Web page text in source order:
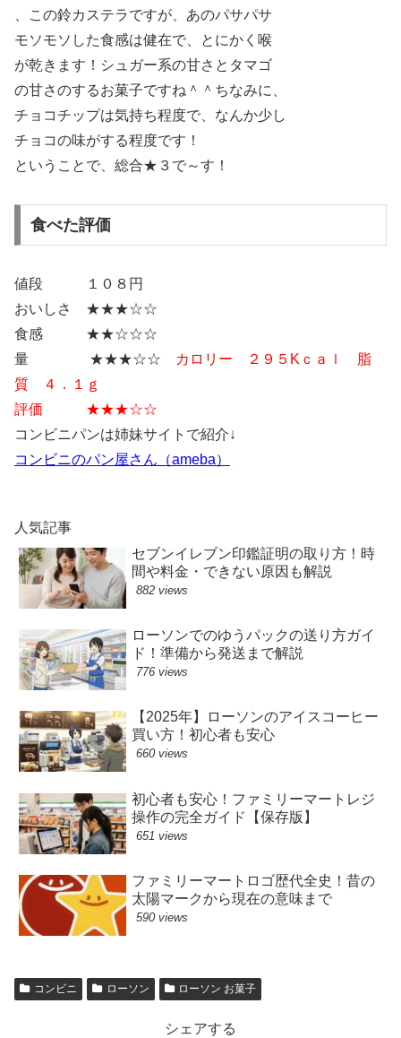
、この鈴カステラですが、あのパサパサ
モソモソした食感は健在で、とにかく喉
が乾きます！シュガー系の甘さとタマゴ
の甘さのするお菓子ですね＾＾ちなみに、
チョコチップは気持ち程度で、なんか少し
チョコの味がする程度です！
ということで、総合★３で～す！
食べた評価
値段 １０８円
おいしさ ★★★☆☆
食感 ★★☆☆☆
量 ★★★☆☆
カロリー ２９５Kｃａｌ 脂
質 ４．１ｇ
評価 ★★★☆☆
コンビニパンは姉妹サイトで紹介↓
コンビニのパン屋さん（ameba）
人気記事
セブンイレブン印鑑証明の取り方！時
間や料金・できない原因も解説
882 views
ローソンでのゆうパックの送り方ガイ
ド！準備から発送まで解説
776 views
【2025年】ローソンのアイスコーヒー
買い方！初心者も安心
660 views
初心者も安心！ファミリーマートレジ
操作の完全ガイド【保存版】
651 views
ファミリーマートロゴ歴代全史！昔の
太陽マークから現在の意味まで
590 views
コンビニ ローソン ローソン お菓子
シェアする